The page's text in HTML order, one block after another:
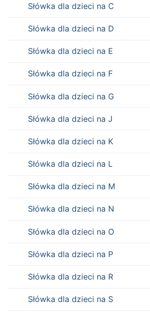
Słówka dla dzieci na C
Słówka dla dzieci na D
Słówka dla dzieci na E
Słówka dla dzieci na F
Słówka dla dzieci na G
Słówka dla dzieci na J
Słówka dla dzieci na K
Słówka dla dzieci na L
Słówka dla dzieci na M
Słówka dla dzieci na N
Słówka dla dzieci na O
Słówka dla dzieci na P
Słówka dla dzieci na R
Słówka dla dzieci na S